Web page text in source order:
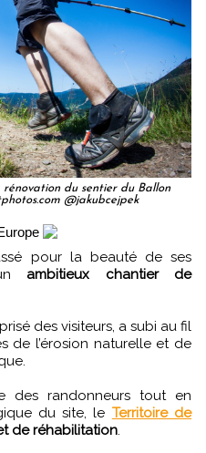
du sentier du Ballon
@jakubcejpek
pour la beauté de ses
ambitieux chantier de
des visiteurs, a subi au fil
de l’érosion naturelle et de
des randonneurs tout en
du site, le Territoire de
de réhabilitation